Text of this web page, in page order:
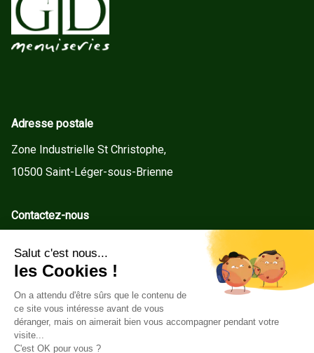
Adresse postale
Zone Industrielle St Christophe,
10500 Saint-Léger-sous-Brienne
Contactez-nous
Tel : +33(0)3 25 92 78 60
Service client
Conditions Générales de Vente